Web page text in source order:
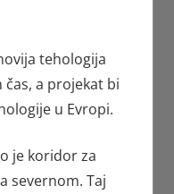
tehologija
čas, a projekat bi
u Evropi.
je koridor za
severnom. Taj